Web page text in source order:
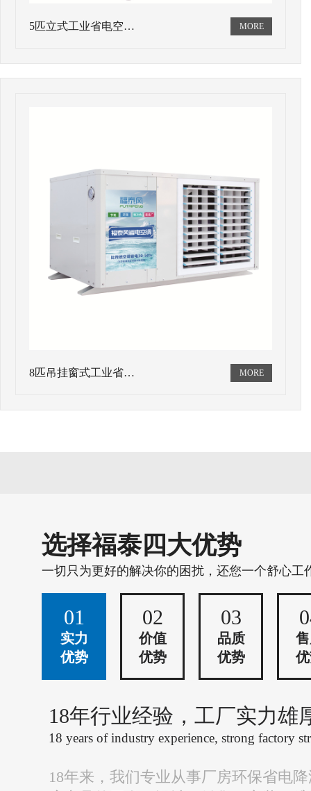
5匹立式工业省电空…
8匹吊挂窗式工业省…
选择福泰四大优势
一切只为更好的解决你的困扰，还您一个舒心工
01
实力
优势
02
价值
优势
03
品质
优势
18年行业经验，工厂实力雄
18 years of industry experience, strong factory
18年来，我们专业从事厂房环保省电